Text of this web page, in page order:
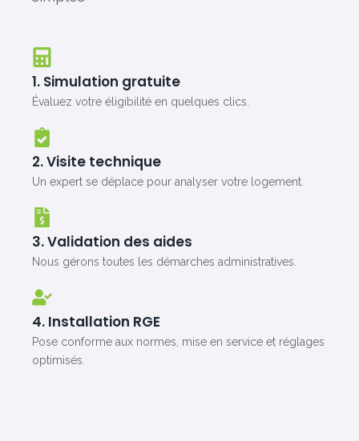
1. Simulation gratuite
Évaluez votre éligibilité en quelques clics.
2. Visite technique
Un expert se déplace pour analyser votre logement.
3. Validation des aides
Nous gérons toutes les démarches administratives.
4. Installation RGE
Pose conforme aux normes, mise en service et réglages
optimisés.